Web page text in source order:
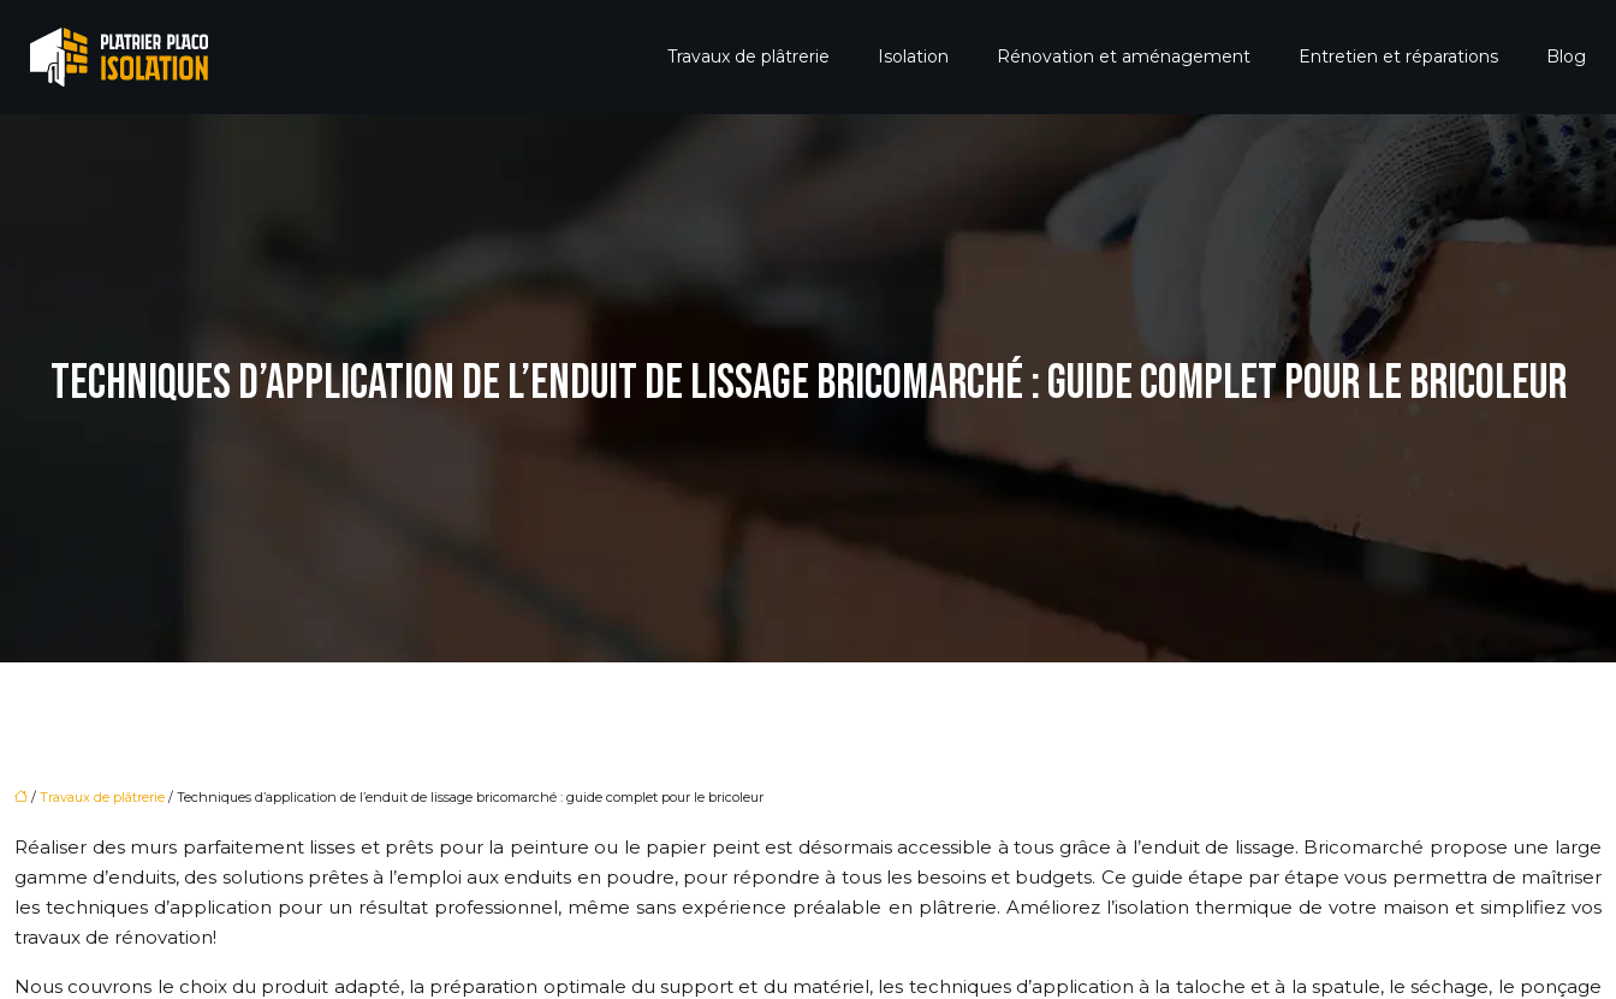
Travaux de plâtrerie Isolation Rénovation et aménagement Entretien et réparations Blog
TECHNIQUES D’APPLICATION DE L’ENDUIT DE LISSAGE BRICOMARCHÉ : GUIDE COMPLET POUR LE BRICOLEUR
/ Travaux de plâtrerie / Techniques d’application de l’enduit de lissage bricomarché : guide complet pour le bricoleur
Réaliser des murs parfaitement lisses et prêts pour la peinture ou le papier peint est désormais accessible à tous grâce à l’enduit de lissage. Bricomarché propose une large
gamme d’enduits, des solutions prêtes à l’emploi aux enduits en poudre, pour répondre à tous les besoins et budgets. Ce guide étape par étape vous permettra de maîtriser
les techniques d’application pour un résultat professionnel, même sans expérience préalable en plâtrerie. Améliorez l’isolation thermique de votre maison et simplifiez vos
travaux de rénovation!
Nous couvrons le choix du produit adapté, la préparation optimale du support et du matériel, les techniques d’application à la taloche et à la spatule, le séchage, le ponçage